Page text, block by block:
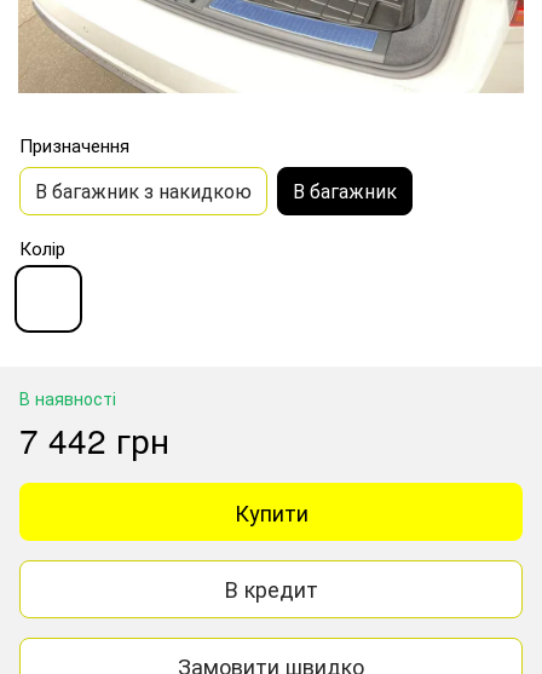
Призначення
В багажник з накидкою В багажник
Колір
В наявності
7 442 грн
Купити
В кредит
Замовити швидко